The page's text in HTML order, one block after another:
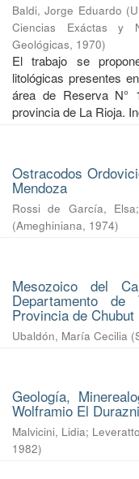
Baldi, Jorge Eduardo (
Ciencias Exáctas y
Geológicas, 1970)
El trabajo se
litológicas presentes
área de Reserva N°
provincia de La Rioja.
Ostracodos
Mendoza
Rossi de García, Elsa;
(Ameghiniana, 1974)
Mesozoico del
Departamento
Provincia de Chubut
Ubaldón, María Cecilia (
Geología,
Wolframio El
Malvicini, Lidia;
1982)